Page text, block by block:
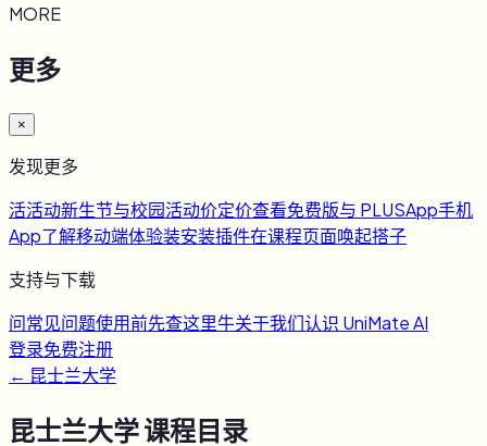
MORE
更多
×
发现更多
活活动新生节与校园活动价定价查看免费版与 PLUSApp手机
App了解移动端体验装安装插件在课程页面唤起搭子
支持与下载
问常见问题使用前先查这里牛关于我们认识 UniMate AI
登录免费注册
← 昆士兰大学
昆士兰大学课程目录